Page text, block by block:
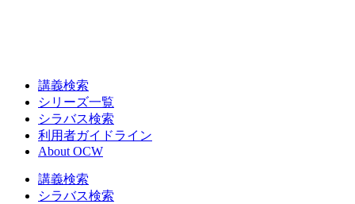
講義検索
シリーズ一覧
シラバス検索
利用者ガイドライン
About OCW
講義検索
シラバス検索